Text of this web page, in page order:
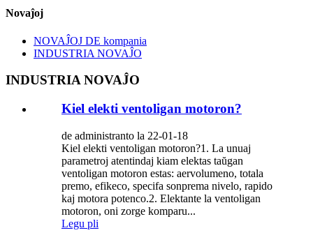
Novaĵoj
NOVAĴOJ DE kompania
INDUSTRIA NOVAĴO
INDUSTRIA NOVAĴO
Kiel elekti ventoligan motoron?
de administranto la 22-01-18
Kiel elekti ventoligan motoron?1. La unuaj
parametroj atentindaj kiam elektas taŭgan
ventoligan motoron estas: aervolumeno, totala
premo, efikeco, specifa sonprema nivelo, rapido
kaj motora potenco.2. Elektante la ventoligan
motoron, oni zorge komparu...
Legu pli